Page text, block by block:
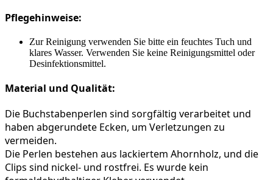
Pflegehinweise:
Zur Reinigung verwenden Sie bitte ein feuchtes Tuch und
klares Wasser. Verwenden Sie keine Reinigungsmittel oder
Desinfektionsmittel.
Material und Qualität:
Die Buchstabenperlen sind sorgfältig verarbeitet und
haben abgerundete Ecken, um Verletzungen zu
vermeiden.
Die Perlen bestehen aus lackiertem Ahornholz, und die
Clips sind nickel- und rostfrei. Es wurde kein